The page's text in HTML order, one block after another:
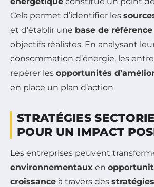
Cela permet d’identifier les
et d’établir une base de référence
objectifs réalistes. En analysant
consommation d’énergie, les
repérer les opportunités
en place un plan d’action.
STRATÉGIES
POUR UN IMPACT
Les entreprises peuvent
environnementaux en
croissance à travers des